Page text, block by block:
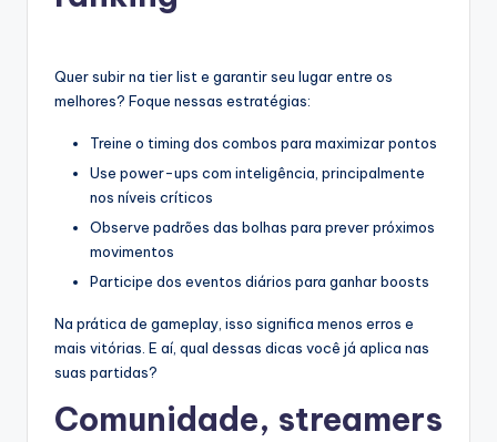
Quer subir na tier list e garantir seu lugar entre os
melhores? Foque nessas estratégias:
Treine o timing dos combos para maximizar pontos
Use power-ups com inteligência, principalmente
nos níveis críticos
Observe padrões das bolhas para prever próximos
movimentos
Participe dos eventos diários para ganhar boosts
Na prática de gameplay, isso significa menos erros e
mais vitórias. E aí, qual dessas dicas você já aplica nas
suas partidas?
Comunidade, streamers